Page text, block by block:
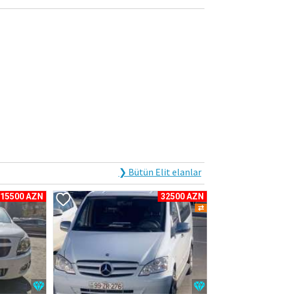
❯ Bütün Elit elanlar
15500 AZN 32500 AZN
⇄